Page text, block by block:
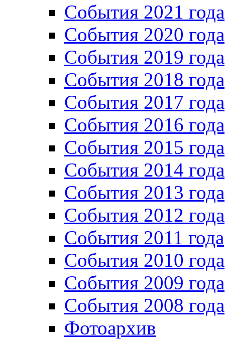
Cобытия 2021 года
События 2020 года
События 2019 года
События 2018 года
События 2017 года
События 2016 года
События 2015 года
События 2014 года
События 2013 года
События 2012 года
События 2011 года
События 2010 года
События 2009 года
События 2008 года
Фотоархив